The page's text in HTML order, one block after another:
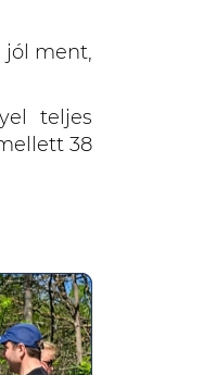
jól ment,
teljes
38